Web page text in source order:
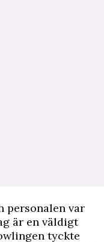
personalen var
är en väldigt
tyckte